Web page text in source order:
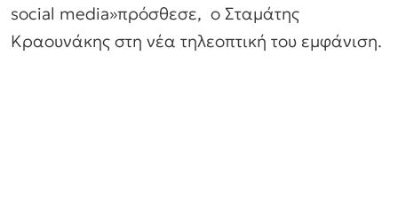
social media»πρόσθεσε, ο Σταμάτης
Κραουνάκης στη νέα τηλεοπτική του εμφάνιση.